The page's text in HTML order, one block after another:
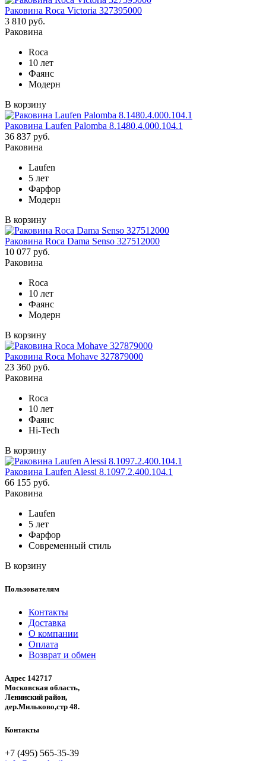
Раковина Roca Victoria 327395000
3 810 руб.
Раковина
Roca
10 лет
Фаянс
Модерн
В корзину
Раковина Laufen Palomba 8.1480.4.000.104.1
36 837 руб.
Раковина
Laufen
5 лет
Фарфор
Модерн
В корзину
Раковина Roca Dama Senso 327512000
10 077 руб.
Раковина
Roca
10 лет
Фаянс
Модерн
В корзину
Раковина Roca Mohave 327879000
23 360 руб.
Раковина
Roca
10 лет
Фаянс
Hi-Tech
В корзину
Раковина Laufen Alessi 8.1097.2.400.104.1
66 155 руб.
Раковина
Laufen
5 лет
Фарфор
Современный стиль
В корзину
Пользователям
Контакты
Доставка
О компании
Оплата
Возврат и обмен
Адрес 142717
Московская область,
Ленинский район,
дер.Мильково,стр 48.
Контакты
+7 (495) 565-35-39